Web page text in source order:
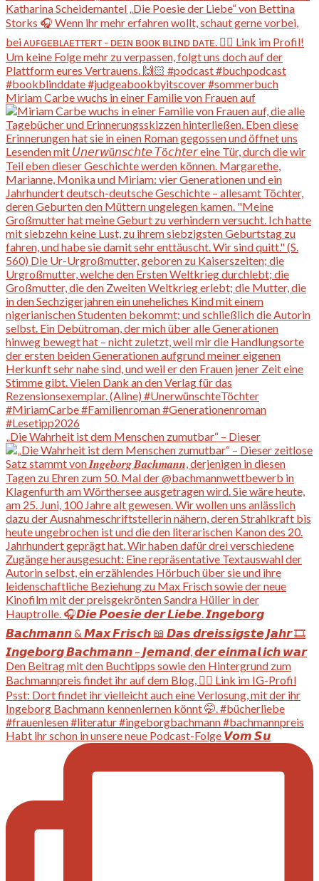
Miriam Carbe wuchs in einer Familie von Frauen auf
„Die Wahrheit ist dem Menschen zumutbar“ – Dieser
Habt ihr schon in unsere neue Podcast-Folge 𝙑𝙤𝙢 𝙎𝙪